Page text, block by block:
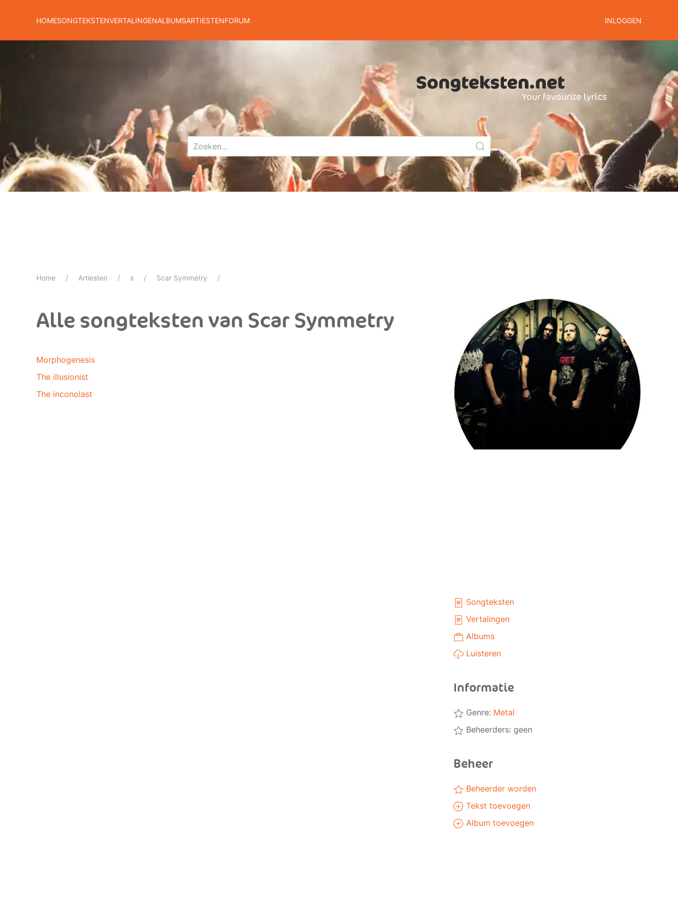
HOMESONGTEKSTENVERTALINGENALBUMSARTIESTENFORUM INLOGGEN
Home Artiesten s Scar Symmetry
Alle songteksten van Scar Symmetry
Morphogenesis
The illusionist
The inconolast
Songteksten
Vertalingen
Albums
Luisteren
Informatie
Genre: Metal
Beheerders: geen
Beheer
Beheerder worden
Tekst toevoegen
Album toevoegen